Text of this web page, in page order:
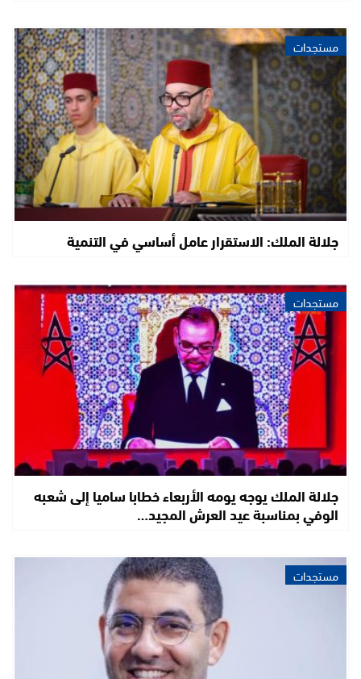
مستجدات
جلالة الملك: الاستقرار عامل أساسي في التنمية
مستجدات
جلالة الملك يوجه يومه الأربعاء خطابا ساميا إلى شعبه
الوفي بمناسبة عيد العرش المجيد…
مستجدات